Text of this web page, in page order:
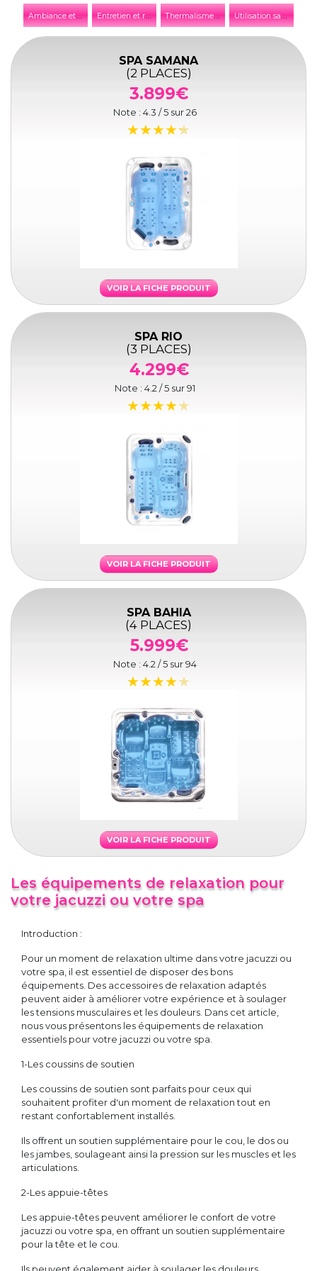
A
mbiance et décoration E
ntretien et réparation T
hermalisme et thalassothérapie U
tilisation saisonnière
SPA SAMANA
(2 PLACES)
3.899€
Note : 4.3 / 5 sur26
VOIR LA FICHE PRODUIT
SPA RIO
(3 PLACES)
4.299€
Note : 4.2 / 5 sur91
VOIR LA FICHE PRODUIT
SPA BAHIA
(4 PLACES)
5.999€
Note : 4.2 / 5 sur94
VOIR LA FICHE PRODUIT
Les équipements de relaxation pour
votre jacuzzi ou votre spa
Introduction :
Pour un moment de relaxation ultime dans votre jacuzzi ou
votre spa, il est essentiel de disposer des bons
équipements. Des accessoires de relaxation adaptés
peuvent aider à améliorer votre expérience et à soulager
les tensions musculaires et les douleurs. Dans cet article,
nous vous présentons les équipements de relaxation
essentiels pour votre jacuzzi ou votre spa.
1-Les coussins de soutien
Les coussins de soutien sont parfaits pour ceux qui
souhaitent profiter d'un moment de relaxation tout en
restant confortablement installés.
Ils offrent un soutien supplémentaire pour le cou, le dos ou
les jambes, soulageant ainsi la pression sur les muscles et les
articulations.
2-Les appuie-têtes
Les appuie-têtes peuvent améliorer le confort de votre
jacuzzi ou votre spa, en offrant un soutien supplémentaire
pour la tête et le cou.